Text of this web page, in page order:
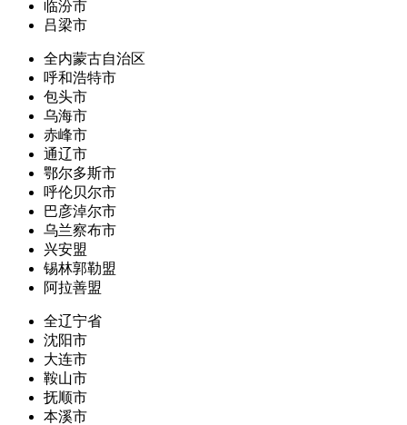
临汾市
吕梁市
全内蒙古自治区
呼和浩特市
包头市
乌海市
赤峰市
通辽市
鄂尔多斯市
呼伦贝尔市
巴彦淖尔市
乌兰察布市
兴安盟
锡林郭勒盟
阿拉善盟
全辽宁省
沈阳市
大连市
鞍山市
抚顺市
本溪市